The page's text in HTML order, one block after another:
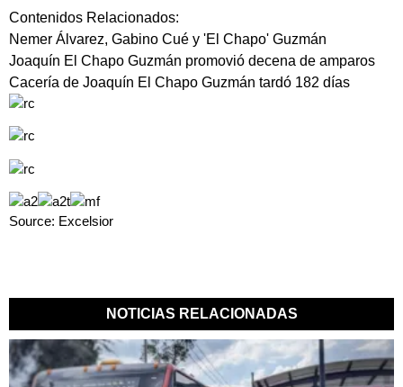
Contenidos Relacionados:
Nemer Álvarez, Gabino Cué y 'El Chapo' Guzmán
Joaquín El Chapo Guzmán promovió decena de amparos
Cacería de Joaquín El Chapo Guzmán tardó 182 días
Source: Excelsior
NOTICIAS RELACIONADAS